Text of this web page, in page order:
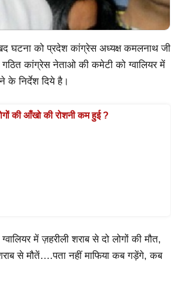
घटना को प्रदेश कांग्रेस अध्यक्ष कमलनाथ जी
कांग्रेस नेताओ की कमेटी को ग्वालियर में
के निर्देश दिये है।
की आँखो की रोशनी कम हुई ?
में ज़हरीली शराब से दो लोगों की मौत,
से मौतें….पता नहीं माफिया कब गड़ेंगे, कब